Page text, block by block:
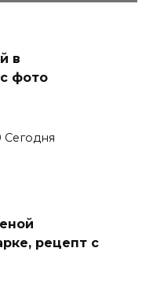
в
фото
Сегодня
рецепт с